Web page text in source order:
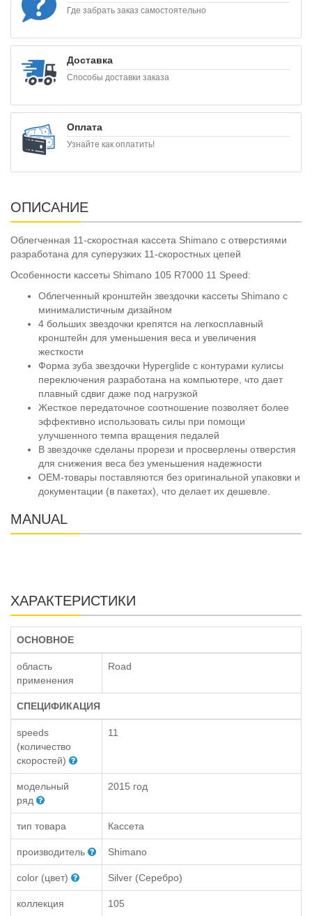
Где забрать заказ самостоятельно
Доставка
Способы доставки заказа
Оплата
Узнайте как оплатить!
ОПИСАНИЕ
Облегченная 11-скоростная кассета Shimano с отверстиями
разработана для суперузких 11-скоростных цепей
Особенности кассеты Shimano 105 R7000 11 Speed:
Облегченный кронштейн звездочки кассеты Shimano с
минималистичным дизайном
4 больших звездочки крепятся на легкосплавный
кронштейн для уменьшения веса и увеличения
жесткости
Форма зуба звездочки Hyperglide с контурами кулисы
переключения разработана на компьютере, что дает
плавный сдвиг даже под нагрузкой
Жесткое передаточное соотношение позволяет более
эффективно использовать силы при помощи
улучшенного темпа вращения педалей
В звездочке сделаны прорези и просверлены отверстия
для снижения веса без уменьшения надежности
OEM-товары поставляются без оригинальной упаковки и
документации (в пакетах), что делает их дешевле.
MANUAL
ХАРАКТЕРИСТИКИ
ОСНОВНОЕ
область
применения
Road
СПЕЦИФИКАЦИЯ
speeds
(количество
скоростей)
11
модельный
ряд
2015 год
тип товара Кассета
производитель Shimano
color (цвет) Silver (Серебро)
коллекция 105